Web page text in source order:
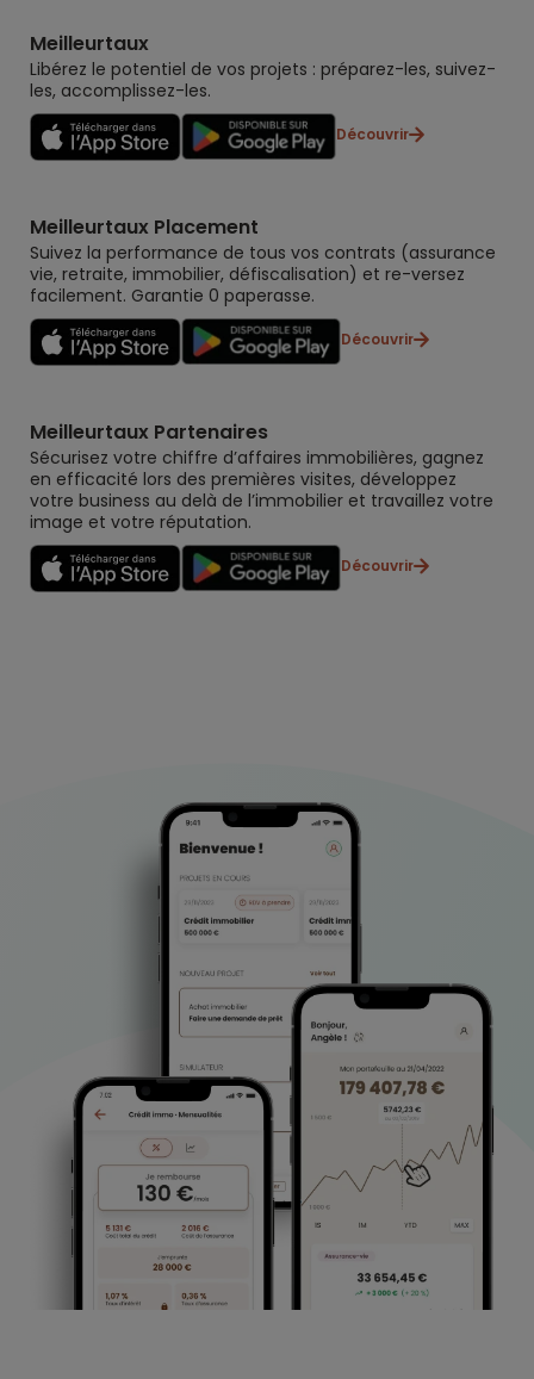
Meilleurtaux
Libérez le potentiel de vos projets : préparez-les, suivez-
les, accomplissez-les.
Découvrir
Meilleurtaux Placement
Suivez la performance de tous vos contrats (assurance
vie, retraite, immobilier, défiscalisation) et re-versez
facilement. Garantie 0 paperasse.
Découvrir
Meilleurtaux Partenaires
Sécurisez votre chiffre d’affaires immobilières, gagnez
en efficacité lors des premières visites, développez
votre business au delà de l’immobilier et travaillez votre
image et votre réputation.
Découvrir